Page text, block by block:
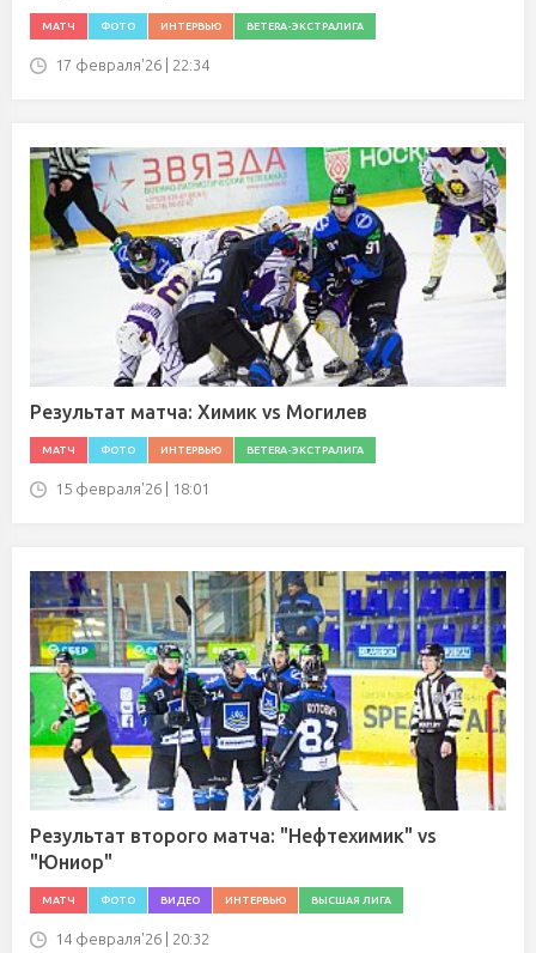
МАТЧ ФОТО ИНТЕРВЬЮ BETERA-ЭКСТРАЛИГА
17 февраля'26 | 22:34
Результат матча: Химик vs Могилев
МАТЧ ФОТО ИНТЕРВЬЮ BETERA-ЭКСТРАЛИГА
15 февраля'26 | 18:01
Результат второго матча: "Нефтехимик" vs
"Юниор"
МАТЧ ФОТО ВИДЕО ИНТЕРВЬЮ ВЫСШАЯ ЛИГА
14 февраля'26 | 20:32